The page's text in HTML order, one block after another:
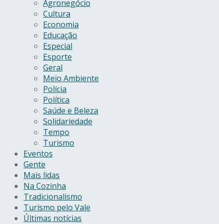
Agronegócio
Cultura
Economia
Educação
Especial
Esporte
Geral
Meio Ambiente
Polícia
Política
Saúde e Beleza
Solidariedade
Tempo
Turismo
Eventos
Gente
Mais lidas
Na Cozinha
Tradicionalismo
Turismo pelo Vale
Últimas notícias